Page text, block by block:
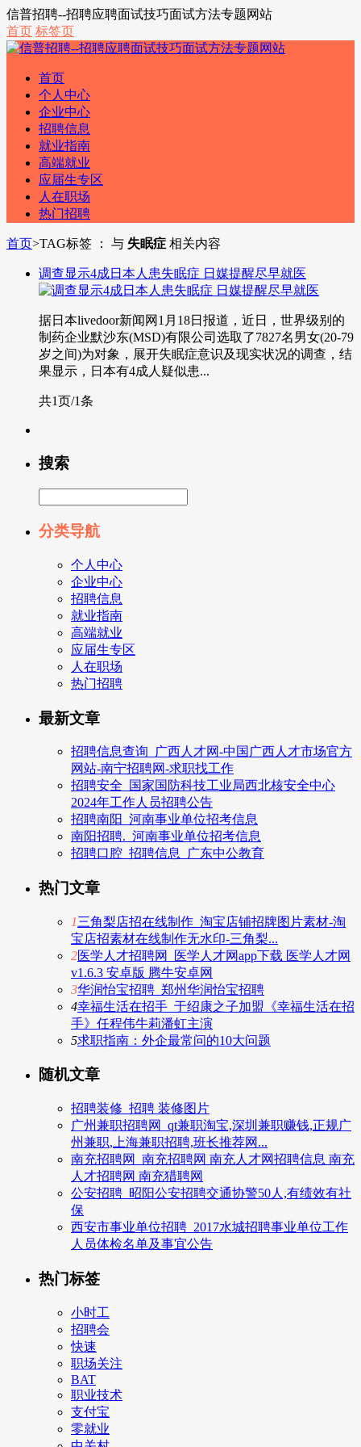
信普招聘--招聘应聘面试技巧面试方法专题网站
首页 标签页
首页
个人中心
企业中心
招聘信息
就业指南
高端就业
应届生专区
人在职场
热门招聘
首页>TAG标签 ： 与 失眠症 相关内容
调查显示4成日本人患失眠症 日媒提醒尽早就医
据日本livedoor新闻网1月18日报道，近日，世界级别的
制药企业默沙东(MSD)有限公司选取了7827名男女(20-79
岁之间)为对象，展开失眠症意识及现实状况的调查，结
果显示，日本有4成人疑似患...
共1页/1条
搜索
分类导航
个人中心
企业中心
招聘信息
就业指南
高端就业
应届生专区
人在职场
热门招聘
最新文章
招聘信息查询_广西人才网-中国广西人才市场官方
网站-南宁招聘网-求职找工作
招聘安全_国家国防科技工业局西北核安全中心
2024年工作人员招聘公告
招聘南阳_河南事业单位招考信息
南阳招聘._河南事业单位招考信息
招聘口腔_招聘信息_广东中公教育
热门文章
1三角梨店招在线制作_淘宝店铺招牌图片素材-淘
宝店招素材在线制作无水印-三角梨...
2医学人才招聘网_医学人才网app下载 医学人才网
v1.6.3 安卓版 腾牛安卓网
3华润怡宝招聘_郑州华润怡宝招聘
4幸福生活在招手_于绍康之子加盟《幸福生活在招
手》任程伟牛莉潘虹主演
5求职指南：外企最常问的10大问题
随机文章
招聘装修_招聘 装修图片
广州兼职招聘网_qt兼职淘宝,深圳兼职赚钱,正规广
州兼职,上海兼职招聘,班长推荐网...
南充招聘网_南充招聘网 南充人才网招聘信息 南充
人才招聘网 南充猎聘网
公安招聘_昭阳公安招聘交通协警50人,有绩效有社
保
西安市事业单位招聘_2017水城招聘事业单位工作
人员体检名单及事宜公告
热门标签
小时工
招聘会
快速
职场关注
BAT
职业技术
支付宝
零就业